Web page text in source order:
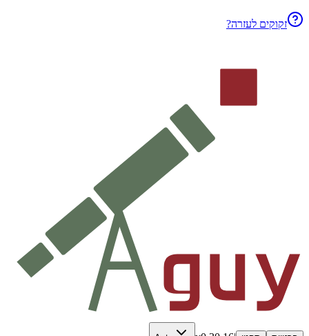
זקוקים לעזרה?